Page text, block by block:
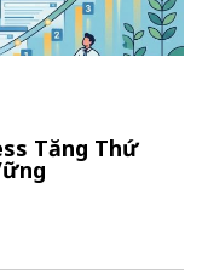
Tăng Thứ